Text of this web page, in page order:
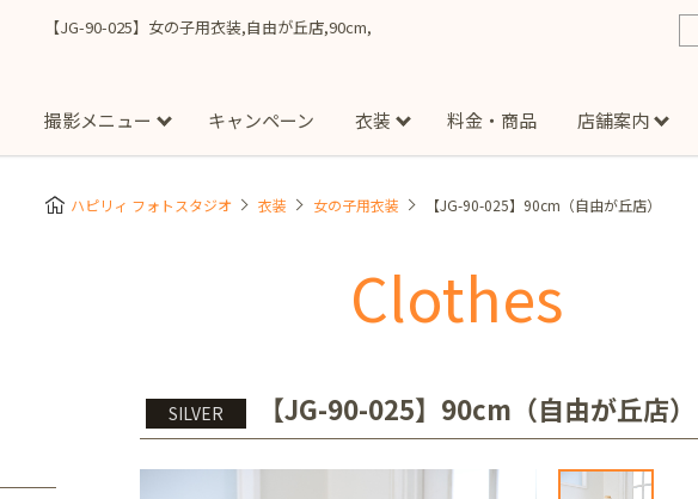
【JG-90-025】女の子用衣装,自由が丘店,90cm,
撮影メニュー
スタジオ撮影
成人式フォト マタニティフォト
お宮参り 入園・入学／卒園・卒業 ファミリーフォト 誕生日
キャンペーン 衣装
Clothes
七五三着物(男の子) 1/2成人式着物(女の子)
フォーマル衣装(男の子) 祝い着
マタニティ用ドレス
料金・商品 店舗案内
Store
吉祥寺店 イオンモール多摩平の森店
八千代緑が丘店 柏の葉店
More ハピリィ フォトスタジオ 衣装 女の子用衣装 【JG-90-025】90cm（自由が丘店）
Clothes
SILVER 【JG-90-025】90cm（自由が丘店）